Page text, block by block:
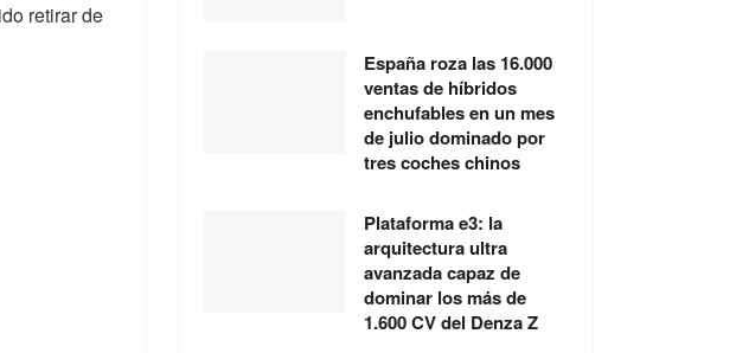
retirar de
España roza las 16.000
ventas de híbridos
enchufables en un mes
de julio dominado por
tres coches chinos
Plataforma e3: la
arquitectura ultra
avanzada capaz de
dominar los más de
1.600 CV del Denza Z